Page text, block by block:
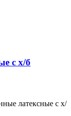
с х/б
латексные с х/